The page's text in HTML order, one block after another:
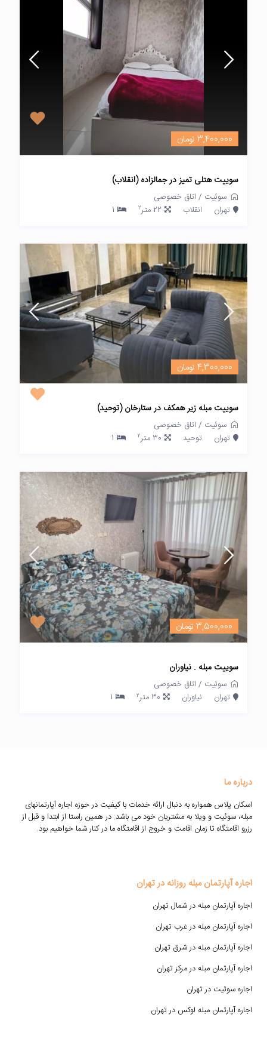
3,400,000 تومان
سوییت هتلی تمیز در جمالزاده (انقلاب)
سوئیت / اتاق خصوصی
تهران
انقلاب 22 متر 2
1
4,300,000 تومان
سوییت مبله زیر همکف در ستارخان (توحید)
سوئیت / اتاق خصوصی
تهران
توحید 30 متر 2
1
3,500,000 تومان
سوییت مبله . نیاوران
سوئیت / اتاق خصوصی
تهران
نیاوران 30 متر 2
1
درباره ما
اسکان پلاس همواره به دنبال ارائه خدمات با کیفیت در حوزه اجاره آپارتمانهای
مبله، سوئیت و ویلا به مشتریان خود می باشد. در همین راستا از ابتدا و قبل از
رزرو اقامتگاه تا زمان اقامت و خروج از اقامتگاه ما در کنار شما خواهیم بود.
اجاره آپارتمان مبله روزانه در تهران
اجاره آپارتمان مبله در شمال تهران
اجاره آپارتمان مبله در غرب تهران
اجاره آپارتمان مبله در شرق تهران
اجاره آپارتمان مبله در مرکز تهران
اجاره سوئیت در تهران
اجاره آپارتمان مبله لوکس در تهران